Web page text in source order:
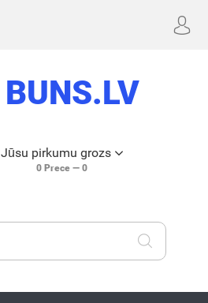
BUNS.LV
Jūsu pirkumu grozs
0Prece — 0